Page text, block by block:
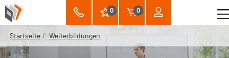
0 0
Startseite Weiterbildungen